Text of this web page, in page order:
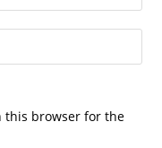
this browser for the